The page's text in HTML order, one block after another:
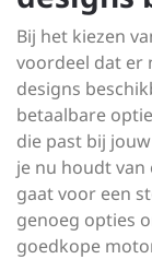
Bij het kiezen
voordeel dat er
designs
betaalbare
die past bij
je nu houdt
gaat voor een
genoeg opties
goedkope